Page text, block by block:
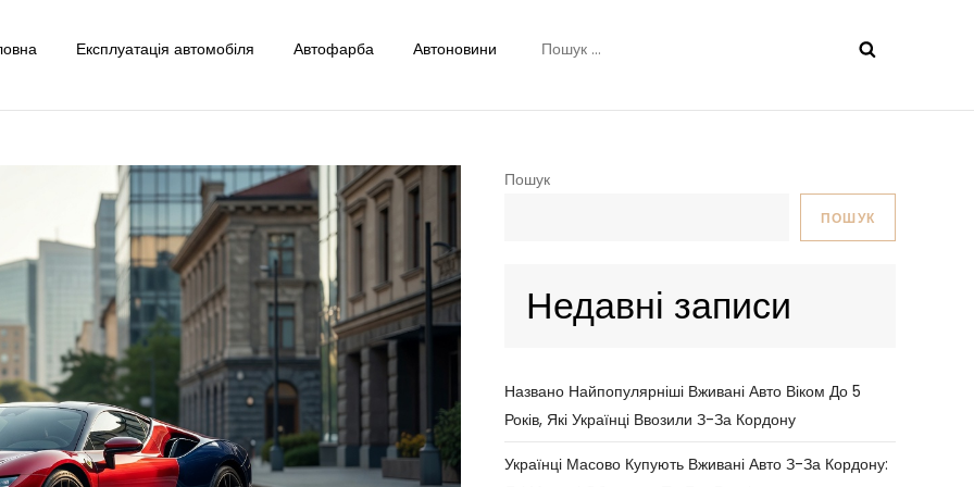
Експлуатація автомобіля Автофарба Автоновини
Пошук
ПОШУК
Недавні записи
Названо Найпопулярніші Вживані Авто Віком До 5
Років, Які Українці Ввозили З-За Кордону
Українці Масово Купують Вживані Авто З-За Кордону: